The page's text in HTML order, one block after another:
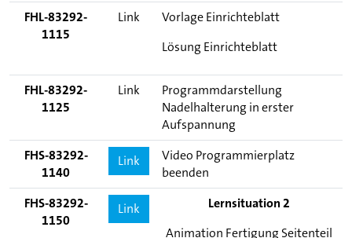
FHL-83292-
1115
Link
Vorlage Einrichteblatt
Lösung Einrichteblatt
FHL-83292-
1125
Link
Programmdarstellung
Nadelhalterung in erster
Aufspannung
FHS-83292-
1140
Link
Video Programmierplatz
beenden
FHS-83292-
1150
Link
Lernsituation 2
Animation Fertigung Seitenteil